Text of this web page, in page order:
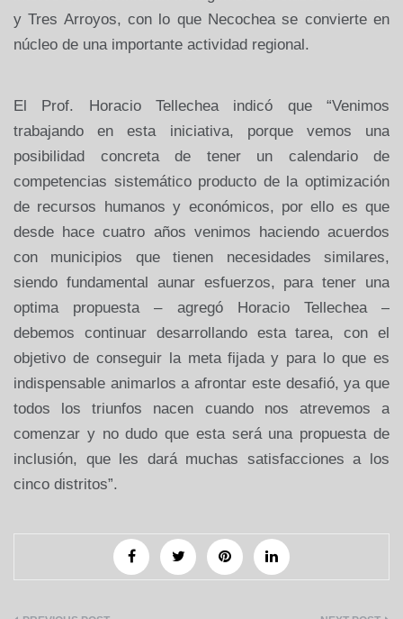
y Tres Arroyos, con lo que Necochea se convierte en
núcleo de una importante actividad regional.
El Prof. Horacio Tellechea indicó que “Venimos
trabajando en esta iniciativa, porque vemos una
posibilidad concreta de tener un calendario de
competencias sistemático producto de la optimización
de recursos humanos y económicos, por ello es que
desde hace cuatro años venimos haciendo acuerdos
con municipios que tienen necesidades similares,
siendo fundamental aunar esfuerzos, para tener una
optima propuesta – agregó Horacio Tellechea –
debemos continuar desarrollando esta tarea, con el
objetivo de conseguir la meta fijada y para lo que es
indispensable animarlos a afrontar este desafió, ya que
todos los triunfos nacen cuando nos atrevemos a
comenzar y no dudo que esta será una propuesta de
inclusión, que les dará muchas satisfacciones a los
cinco distritos”.